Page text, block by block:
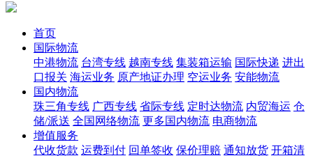
首页
国际物流
中港物流 台湾专线 越南专线 集装箱运输 国际快递 进出
口报关 海运业务 原产地证办理 空运业务 安能物流
国内物流
珠三角专线 广西专线 省际专线 定时达物流 内贸海运 仓
储/派送 全国网络物流 更多国内物流 电商物流
增值服务
代收货款 运费到付 回单签收 保价理赔 通知放货 开箱清